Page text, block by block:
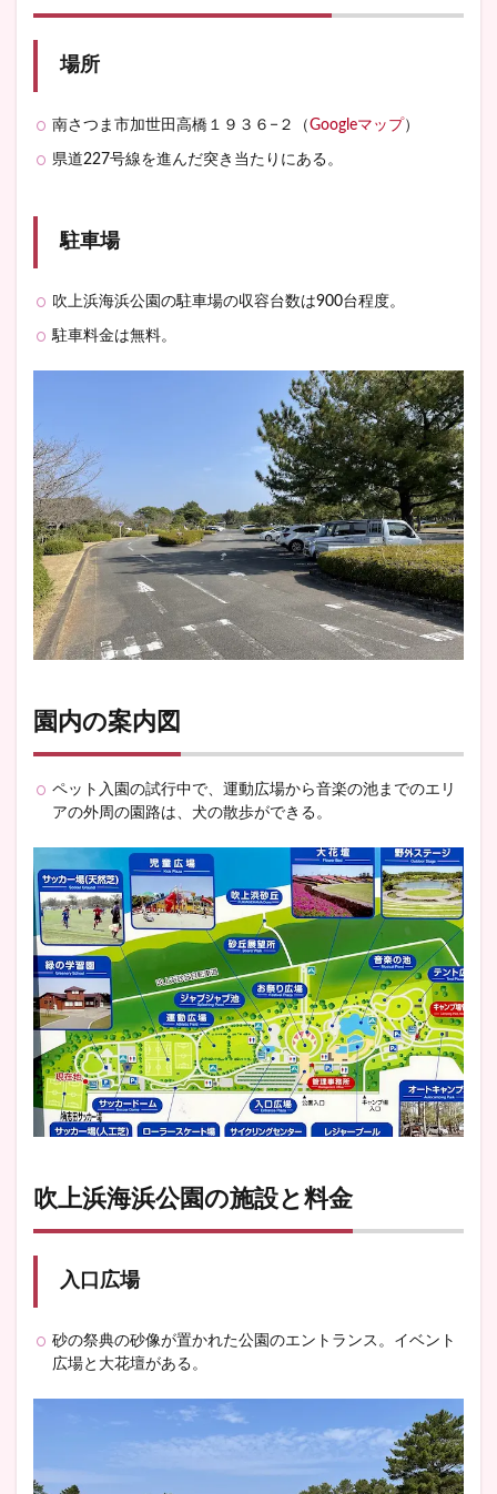
場所
南さつま市加世田高橋１９３６−２（Googleマップ ）
県道227号線を進んだ突き当たりにある。
駐車場
吹上浜海浜公園の駐車場の収容台数は900台程度。
駐車料金は無料。
園内の案内図
ペット入園の試行中で、運動広場から音楽の池までのエリ
アの外周の園路は、犬の散歩ができる。
吹上浜海浜公園の施設と料金
入口広場
砂の祭典の砂像が置かれた公園のエントランス。イベント
広場と大花壇がある。